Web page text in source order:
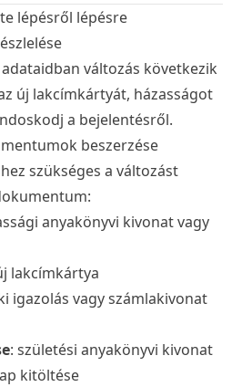
lépésről lépésre
változás következik
új lakcímkártyát, házasságot
a bejelentésről.
beszerzése
szükséges a változást
anyakönyvi kivonat vagy
lakcímkártya
igazolás vagy számlakivonat
: születési anyakönyvi kivonat
kitöltése